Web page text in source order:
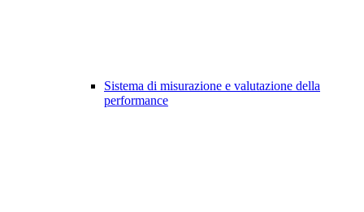
Sistema di misurazione e valutazione della
performance